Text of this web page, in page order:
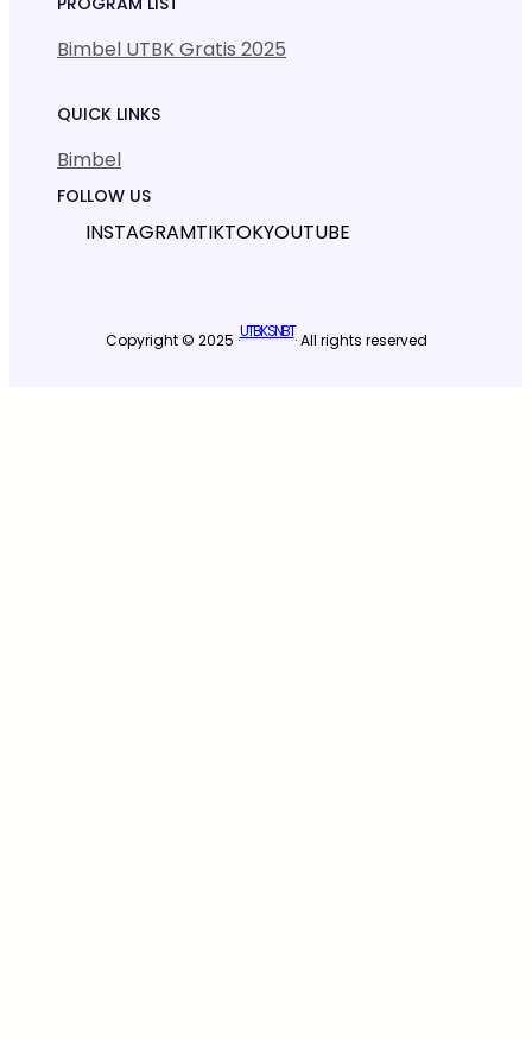
Bimbel UTBK Gratis 2025
QUICK LINKS
Bimbel
FOLLOW US
INSTAGRAMTIKTOKYOUTUBE
Copyright © 2025 ·UTBK SNBT· All rights reserved